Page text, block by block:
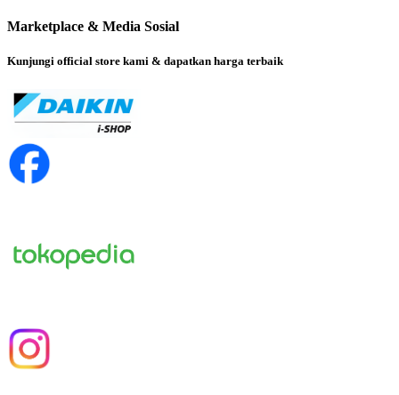
Marketplace & Media Sosial
Kunjungi official store kami & dapatkan harga terbaik